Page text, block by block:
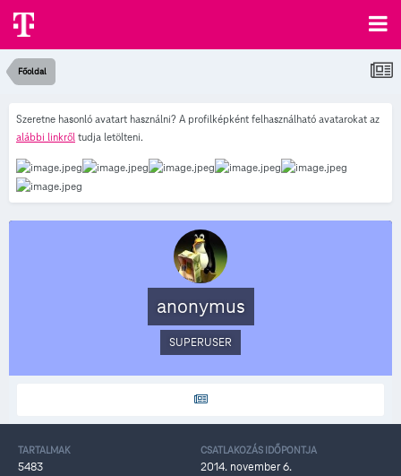
Főoldal
Szeretne hasonló avatart használni? A profilképként felhasználható avatarokat az
alábbi linkről tudja letölteni.
anonymus
SUPERUSER
TARTALMAK
5483
CSATLAKOZÁS IDŐPONTJA
2014. november 6.